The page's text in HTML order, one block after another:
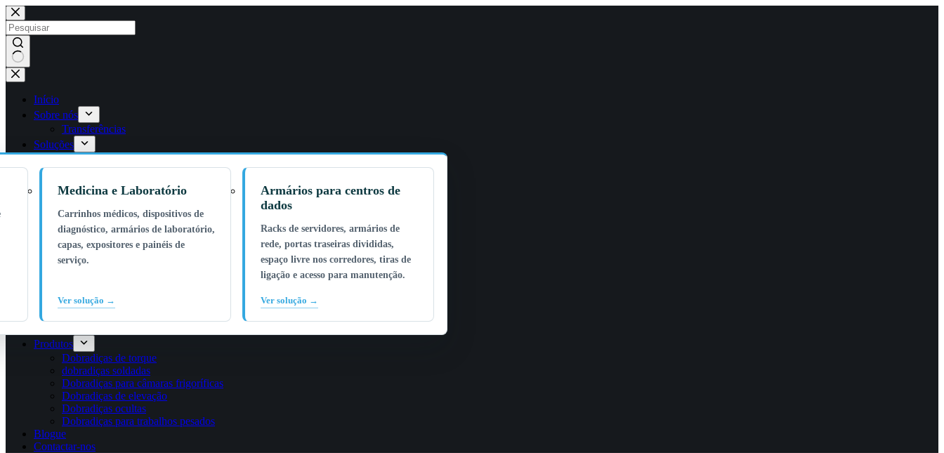
Saltar
para
o
conteúdo
Sem
resultados
Início
Sobre nós
Transferências
Soluções
Medicina e Laboratório
Carrinhos médicos, dispositivos de
diagnóstico, armários de laboratório,
capas, expositores e painéis de
serviço.
Ver solução →
Armários para centros de
dados
Racks de servidores, armários de
rede, portas traseiras divididas,
espaço livre nos corredores, tiras de
ligação e acesso para manutenção.
Ver solução →
Produtos
Dobradiças de torque
dobradiças soldadas
Dobradiças para câmaras frigoríficas
Dobradiças de elevação
Dobradiças ocultas
Dobradiças para trabalhos pesados
Blogue
Contactar-nos